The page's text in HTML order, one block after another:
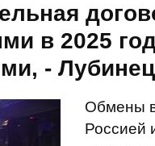
в 2025
- Лубинец
Обмены
Россией